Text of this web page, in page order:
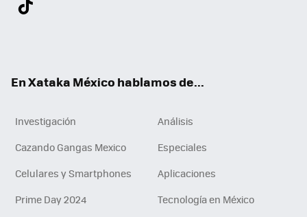
En Xataka México hablamos de...
Investigación
Análisis
Cazando Gangas Mexico
Especiales
Celulares y Smartphones
Aplicaciones
Prime Day 2024
Tecnología en México